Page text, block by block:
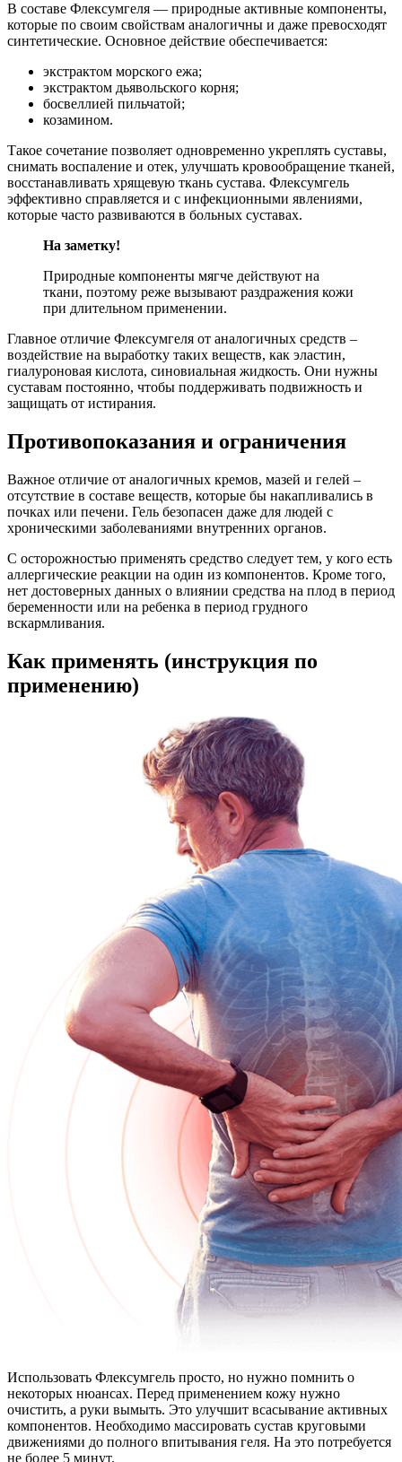
В составе Флексумгеля — природные активные компоненты,
которые по своим свойствам аналогичны и даже превосходят
синтетические. Основное действие обеспечивается:
экстрактом морского ежа;
экстрактом дьявольского корня;
босвеллией пильчатой;
козамином.
Такое сочетание позволяет одновременно укреплять суставы,
снимать воспаление и отек, улучшать кровообращение тканей,
восстанавливать хрящевую ткань сустава. Флексумгель
эффективно справляется и с инфекционными явлениями,
которые часто развиваются в больных суставах.
На заметку!
Природные компоненты мягче действуют на
ткани, поэтому реже вызывают раздражения кожи
при длительном применении.
Главное отличие Флексумгеля от аналогичных средств –
воздействие на выработку таких веществ, как эластин,
гиалуроновая кислота, синовиальная жидкость. Они нужны
суставам постоянно, чтобы поддерживать подвижность и
защищать от истирания.
Противопоказания и ограничения
Важное отличие от аналогичных кремов, мазей и гелей –
отсутствие в составе веществ, которые бы накапливались в
почках или печени. Гель безопасен даже для людей с
хроническими заболеваниями внутренних органов.
С осторожностью применять средство следует тем, у кого есть
аллергические реакции на один из компонентов. Кроме того,
нет достоверных данных о влиянии средства на плод в период
беременности или на ребенка в период грудного
вскармливания.
Как применять (инструкция по
применению)
Использовать Флексумгель просто, но нужно помнить о
некоторых нюансах. Перед применением кожу нужно
очистить, а руки вымыть. Это улучшит всасывание активных
компонентов. Необходимо массировать сустав круговыми
движениями до полного впитывания геля. На это потребуется
не более 5 минут.